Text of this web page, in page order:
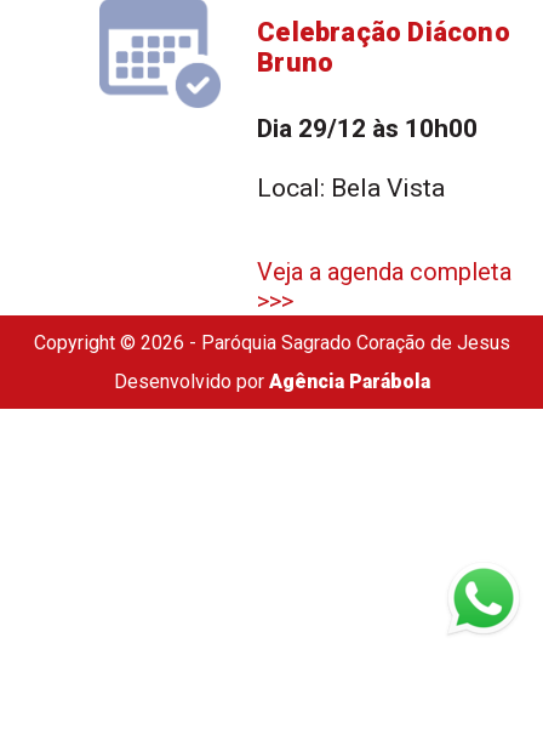
Celebração Diácono
Bruno
Dia 29/12 às 10h00
Local: Bela Vista
Veja a agenda completa
>>>
Copyright © 2026 - Paróquia Sagrado Coração de Jesus
Desenvolvido por Agência Parábola